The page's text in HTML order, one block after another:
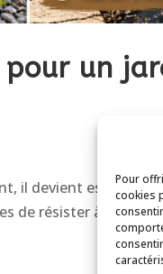
Pour
cookies
pour un
il devient essentiel
de résister à la